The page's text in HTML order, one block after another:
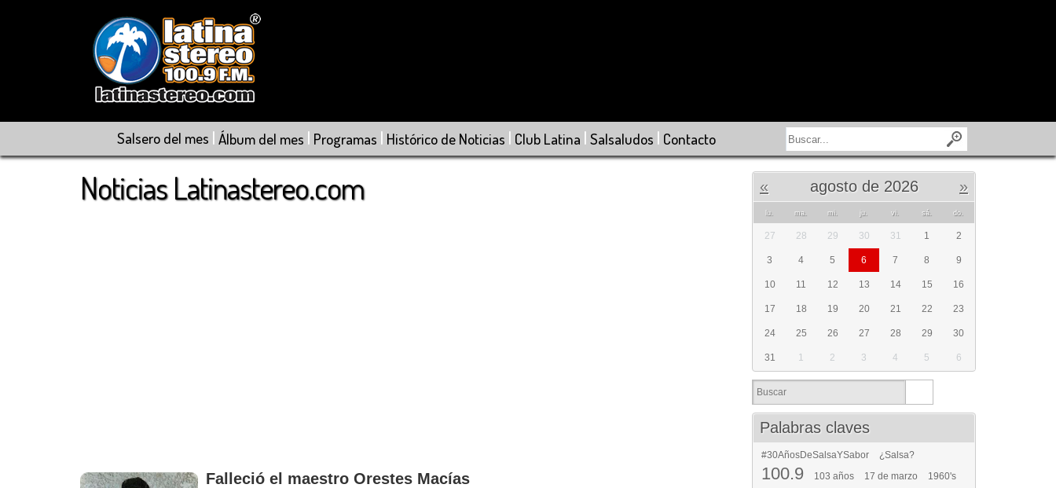
Salsero del mes | Álbum del mes | Programas | Histórico de Noticias | Club Latina | Salsaludos | Contacto
Noticias Latinastereo.com
Falleció el maestro Orestes Macías
« agosto de 2026 »
lu. ma. mi. ju. vi. sá. do.
27 28 29 30 31 1 2
3 4 5 6 7 8 9
10 11 12 13 14 15 16
17 18 19 20 21 22 23
24 25 26 27 28 29 30
31 1 2 3 4 5 6
Palabras claves
#30AñosDeSalsaYSabor ¿Salsa?
100.9 103 años 17 de marzo
1960's